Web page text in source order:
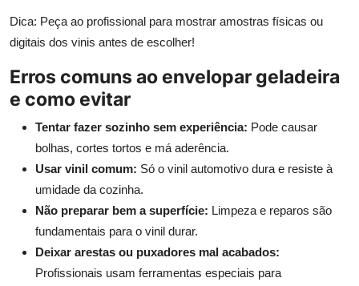
Dica: Peça ao profissional para mostrar amostras físicas ou
digitais dos vinis antes de escolher!
Erros comuns ao envelopar geladeira
e como evitar
Tentar fazer sozinho sem experiência: Pode causar
bolhas, cortes tortos e má aderência.
Usar vinil comum: Só o vinil automotivo dura e resiste à
umidade da cozinha.
Não preparar bem a superfície: Limpeza e reparos são
fundamentais para o vinil durar.
Deixar arestas ou puxadores mal acabados:
Profissionais usam ferramentas especiais para